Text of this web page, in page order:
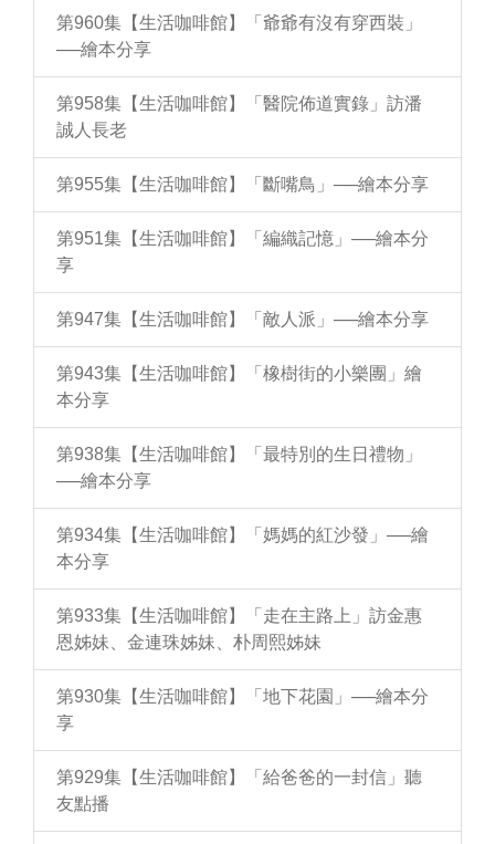
第960集【生活咖啡館】「爺爺有沒有穿西裝」
──繪本分享
第958集【生活咖啡館】「醫院佈道實錄」訪潘
誠人長老
第955集【生活咖啡館】「斷嘴鳥」──繪本分享
第951集【生活咖啡館】「編織記憶」──繪本分
享
第947集【生活咖啡館】「敵人派」──繪本分享
第943集【生活咖啡館】「橡樹街的小樂團」繪
本分享
第938集【生活咖啡館】「最特別的生日禮物」
──繪本分享
第934集【生活咖啡館】「媽媽的紅沙發」──繪
本分享
第933集【生活咖啡館】「走在主路上」訪金惠
恩姊妹、金連珠姊妹、朴周熙姊妹
第930集【生活咖啡館】「地下花園」──繪本分
享
第929集【生活咖啡館】「給爸爸的一封信」聽
友點播